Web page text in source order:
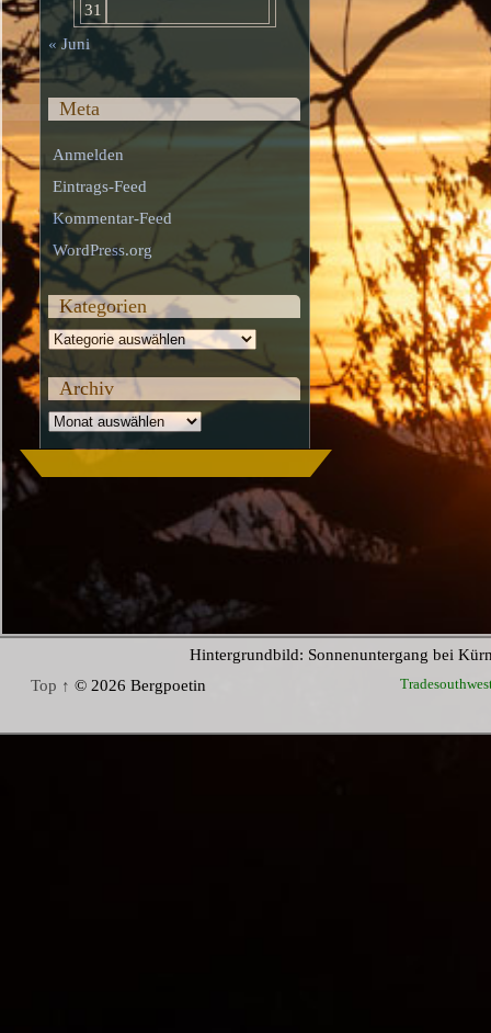
31
« Juni
Meta
Anmelden
Eintrags-Feed
Kommentar-Feed
WordPress.org
Kategorien
Kategorien
Archiv
Archiv
Hintergrundbild: Sonnenuntergang bei
Top ↑ © 2026 Bergpoetin